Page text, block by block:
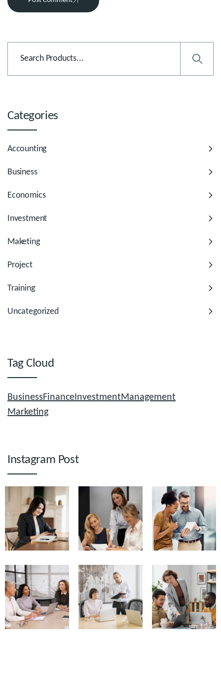
Categories
Accounting
Business
Economics
Investment
Maketing
Project
Training
Uncategorized
Tag Cloud
Business Finance InvestmentManagement
Marketing
Instagram Post